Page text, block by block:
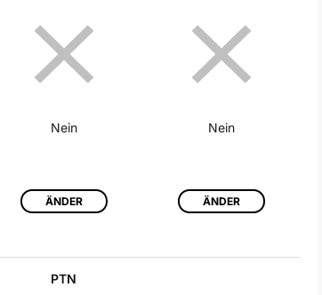
Nein
ÄNDER
Nein
ÄNDER
PTN